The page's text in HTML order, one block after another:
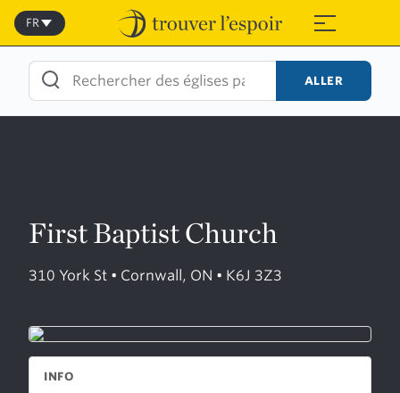
Skip
content
≡
FR
ALLER
First Baptist Church
310 York St • Cornwall, ON • K6J 3Z3
INFO